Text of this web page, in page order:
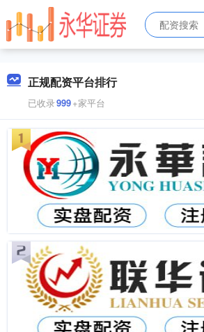
正规配资平台排行
已收录999+家平台